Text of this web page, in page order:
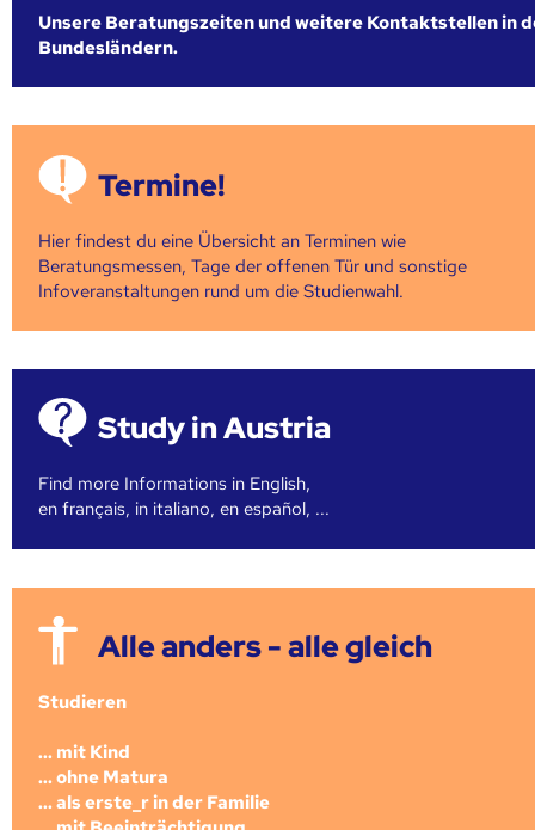
Unsere Beratungszeiten und weitere Kontaktstellen in
Bundesländern.
Termine!
Hier findest du eine Übersicht an Terminen wie
Beratungsmessen, Tage der offenen Tür und sonstige
Infoveranstaltungen rund um die Studienwahl.
Study in Austria
Find more Informations in English,
en français, in italiano, en español, ...
Alle anders - alle gleich
Studieren
... mit Kind
... ohne Matura
... als erste_r in der Familie